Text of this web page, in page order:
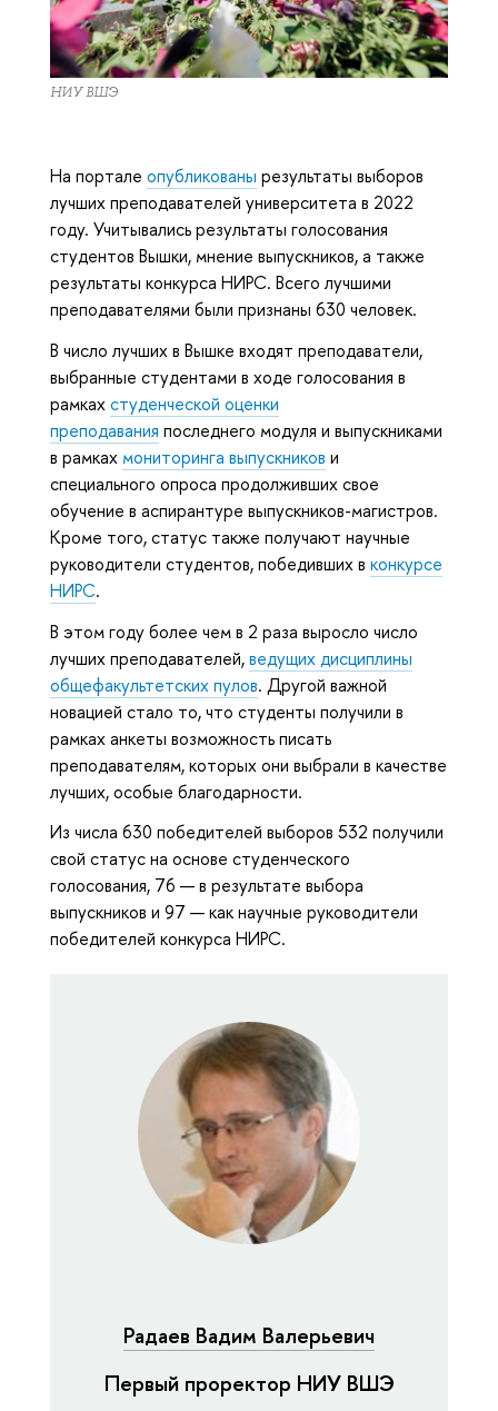
НИУ ВШЭ
На портале опубликованы результаты выборов
лучших преподавателей университета в 2022
году. Учитывались результаты голосования
студентов Вышки, мнение выпускников, а также
результаты конкурса НИРС. Всего лучшими
преподавателями были признаны 630 человек.
В число лучших в Вышке входят преподаватели,
выбранные студентами в ходе голосования в
рамкахстуденческой оценки
преподавания последнего модуля и выпускниками
в рамках мониторинга выпускников и
специального опроса продолживших свое
обучение в аспирантуре выпускников-магистров.
Кроме того, статус также получают научные
руководители студентов, победивших в конкурсе
НИРС.
В этом году более чем в 2 раза выросло число
лучших преподавателей,ведущих дисциплины
общефакультетских пулов. Другой важной
новацией стало то, что студенты получили в
рамках анкеты возможность писать
преподавателям, которых они выбрали в качестве
лучших, особые благодарности.
Из числа 630 победителей выборов 532 получили
свой статус на основе студенческого
голосования, 76 — в результате выбора
выпускников и 97 — как научные руководители
победителей конкурса НИРС.
Радаев Вадим Валерьевич
Первый проректор НИУ ВШЭ